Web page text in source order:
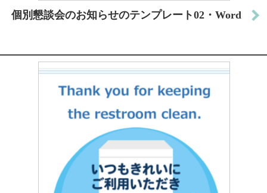
個別懇談会のお知らせのテンプレート02・Word